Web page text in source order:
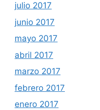
julio 2017
junio 2017
mayo 2017
abril 2017
marzo 2017
febrero 2017
enero 2017